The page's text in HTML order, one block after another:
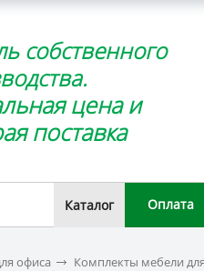
собственного
цена и
поставка
Каталог Оплата
офиса Комплекты мебели